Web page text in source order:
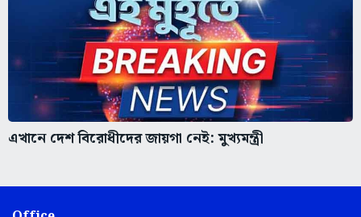
এখানে দেশ বিরোধীদের জায়গা নেই: মুখ্যমন্ত্রী